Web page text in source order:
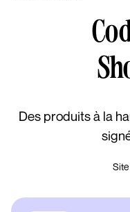
Des produits à la